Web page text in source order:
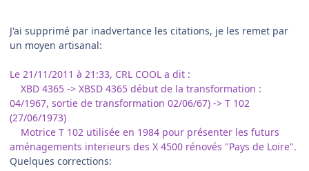
J'ai supprimé par inadvertance les citations, je les remet par
un moyen artisanal:
Le 21/11/2011 à 21:33, CRL COOL a dit :
XBD 4365 -> XBSD 4365 début de la transformation :
04/1967, sortie de transformation 02/06/67) -> T 102
(27/06/1973)
Motrice T 102 utilisée en 1984 pour présenter les futurs
aménagements interieurs des X 4500 rénovés "Pays de Loire".
Quelques corrections: